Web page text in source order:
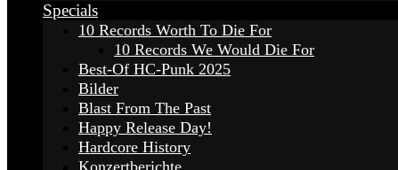
Specials
10 Records Worth To Die For
10 Records We Would Die For
Best-Of HC-Punk 2025
Bilder
Blast From The Past
Happy Release Day!
Hardcore History